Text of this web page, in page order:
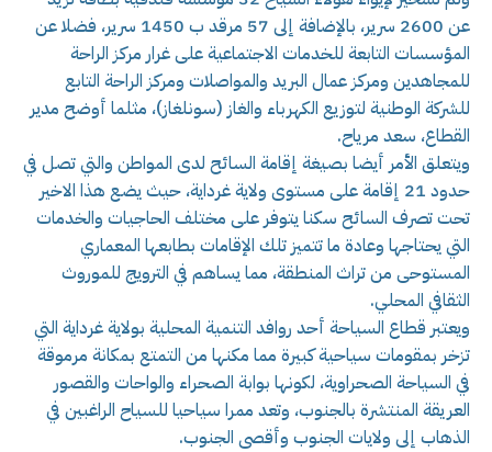
عن 2600 سرير، بالإضافة إلى 57 مرقد ب 1450 سرير، فضلا عن
المؤسسات التابعة للخدمات الاجتماعية على غرار مركز الراحة
للمجاهدين ومركز عمال البريد والمواصلات ومركز الراحة التابع
للشركة الوطنية لتوزيع الكهرباء والغاز (سونلغاز)، مثلما أوضح مدير
القطاع، سعد مرياح.
ويتعلق الأمر أيضا بصيغة إقامة السائح لدى المواطن والتي تصل في
حدود 21 إقامة على مستوى ولاية غرداية، حيث يضع هذا الاخير
تحت تصرف السائح سكنا يتوفر على مختلف الحاجيات والخدمات
التي يحتاجها وعادة ما تتميز تلك الإقامات بطابعها المعماري
المستوحى من تراث المنطقة، مما يساهم في الترويج للموروث
الثقافي المحلي.
ويعتبر قطاع السياحة أحد روافد التنمية المحلية بولاية غرداية التي
تزخر بمقومات سياحية كبيرة مما مكنها من التمتع بمكانة مرموقة
في السياحة الصحراوية، لكونها بوابة الصحراء والواحات والقصور
العريقة المنتشرة بالجنوب، وتعد ممرا سياحيا للسياح الراغبين في
الذهاب إلى ولايات الجنوب وأقصى الجنوب.